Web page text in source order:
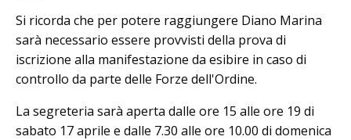
Si ricorda che per potere raggiungere Diano Marina
sarà necessario essere provvisti della prova di
iscrizione alla manifestazione da esibire in caso di
controllo da parte delle Forze dell'Ordine.
La segreteria sarà aperta dalle ore 15 alle ore 19 di
sabato 17 aprile e dalle 7.30 alle ore 10.00 di domenica